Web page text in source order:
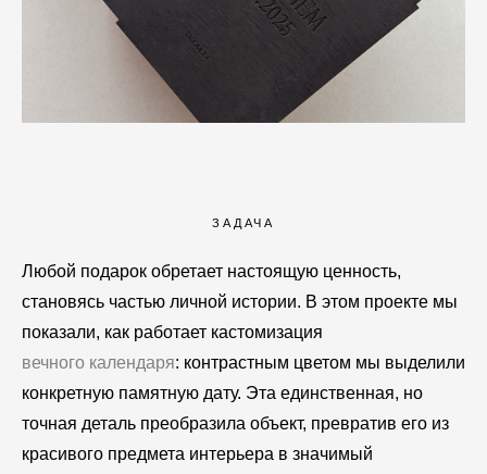
ЗАДАЧА
Любой подарок обретает настоящую ценность,
становясь частью личной истории. В этом проекте мы
показали, как работает кастомизация
вечного календаря: контрастным цветом мы выделили
конкретную памятную дату. Эта единственная, но
точная деталь преобразила объект, превратив его из
красивого предмета интерьера в значимый